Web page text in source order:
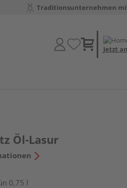
Traditionsunternehmen
Jetzt
Öl-Lasur
0,75 l